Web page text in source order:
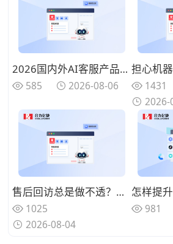
2026国内外AI客服产品选型实操手册：从四大技术路线到业务场景的完整评估框架
585 2026-08-06
1431
2026-
售后回访总是做不透？利用AI电话系统搭建“自动化温暖”客户关怀体系
1025
2026-08-04
981